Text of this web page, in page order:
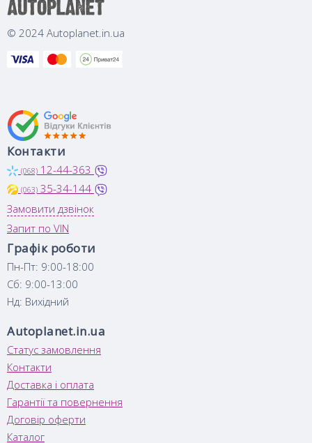
© 2024 Autoplanet.in.ua
Контакти
(068) 12-44-363
(063) 35-34-144
Замовити дзвінок
Запит по VIN
Графік роботи
Пн-Пт: 9:00-18:00
Сб: 9:00-13:00
Нд: Вихідний
Autoplanet.in.ua
Статус замовлення
Контакти
Доставка і оплата
Гарантії та повернення
Договір оферти
Каталог